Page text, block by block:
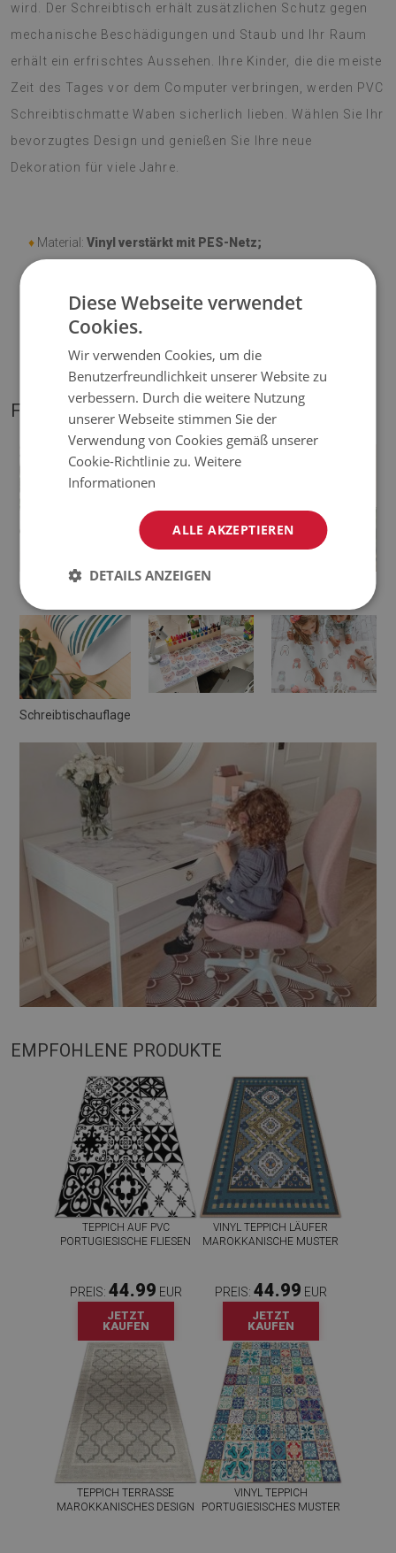
wird. Der Schreibtisch erhält zusätzlichen Schutz gegen
mechanische Beschädigungen und Staub und Ihr Raum
erhält ein erfrischtes Aussehen. Ihre Kinder, die die meiste
Zeit des Tages vor dem Computer verbringen, werden PVC
Schreibtischmatte Waben sicherlich lieben. Wählen Sie Ihr
bevorzugtes Design und genießen Sie Ihre neue
Dekoration für viele Jahre.
♦ Material: Vinyl verstärkt mit PES-Netz;
Mattentöne können geringfügig von der Visualisierung
abweichen.
FOTOS VON UNSEREM PRODUKT
Schreibtischauflage
EMPFOHLENE PRODUKTE
TEPPICH AUF PVC
PORTUGIESISCHE FLIESEN
PREIS: 44.99 EUR
JETZT
KAUFEN
VINYL TEPPICH LÄUFER
MAROKKANISCHE MUSTER
PREIS: 44.99 EUR
JETZT
KAUFEN
TEPPICH TERRASSE
MAROKKANISCHES DESIGN
VINYL TEPPICH
PORTUGIESISCHES MUSTER
Diese Webseite verwendet
Cookies.
Wir verwenden Cookies, um die
Benutzerfreundlichkeit unserer Website zu
verbessern. Durch die weitere Nutzung
unserer Webseite stimmen Sie der
Verwendung von Cookies gemäß unserer
Cookie-Richtlinie zu.Weitere
Informationen
ALLE AKZEPTIEREN
DETAILS ANZEIGEN